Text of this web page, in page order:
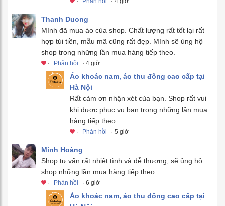
Thanh Duong
Mình đã mua áo của shop. Chất lượng rất tốt lại rất
hợp túi tiền, mẫu mã cũng rất đẹp. Mình sẽ ủng hộ
shop trong những lần mua hàng tiếp theo.
· Phản hồi · 4 giờ
Áo khoác nam, áo thu đông cao cấp tại
Hà Nội
Rất cảm ơn nhận xét của bạn. Shop rất vui
khi được phục vụ bạn trong những lần mua
hàng tiếp theo.
· Phản hồi · 5 giờ
Minh Hoàng
Shop tư vấn rất nhiệt tình và dễ thương, sẽ ủng hộ
shop những lần mua hàng tiếp theo.
· Phản hồi · 6 giờ
Áo khoác nam, áo thu đông cao cấp tại